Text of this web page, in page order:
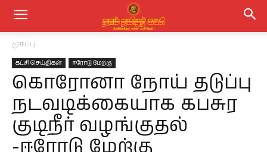
முகப்பு
கட்சி செய்திகள் ஈரோடு மேற்கு
கொரோனா நோய் தடுப்பு
நடவடிக்கையாக கபசுர
குடிநீர் வழங்குதல்